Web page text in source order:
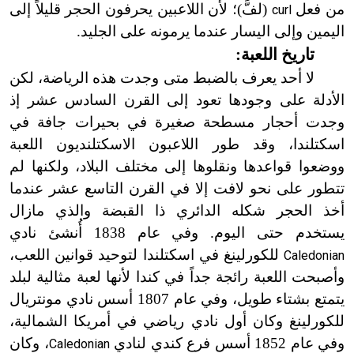
من فعلcurl (لفَّ)؛ لأن اللاعبين يحرفون الحجر قليلاً إلى
اليمين وإلى اليسار عندما يرمونه على الجليد.
تاريخ اللعبة:
لا أحد يعرف بالضبط متى وجدت هذه الرياضة، لكن
الأدلة على وجودها تعود إلى القرن السادس عشر إذ
وجدت أحجار مسطحة صغيرة في بحيرات جافة في
اسكتلندا، وقد طور اللاعبون الاسكتلنديون اللعبة
ووضعوا قواعدها ونقلوها إلى مختلف البلاد، ولكنها لم
تتطور على نحو لافت إلا في القرن التاسع عشر عندما
أخذ الحجر شكله الدائري ذا القبضة والذي مازال
يستخدم حتى اليوم. وفي عام 1838 أُنشئ نادي
Caledonian للكورلينغ في اسكتلندا لتوحيد قوانين اللعب،
وأصبحت اللعبة رائجة جداً في كندا لأنها لعبة مثالية لبلد
يتمتع بشتاء طويل، وفي عام 1807 أسس نادي مونتريال
للكورلينغ وكان أول نادي رياضي في أمريكا الشمالية،
وفي عام 1852 أسس فرع كندي لنادي
Caledonian، وكان